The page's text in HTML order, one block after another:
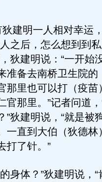
明一人相对幸运
之后，怎么想到到
狄建明说：“一开始
准备去南桥卫生院的
那里也可以打（疫苗
官那里。”记者问道
”狄建明说，“就是被
一直到大伯（狄德林
打了针。”
体？”狄建明说，“